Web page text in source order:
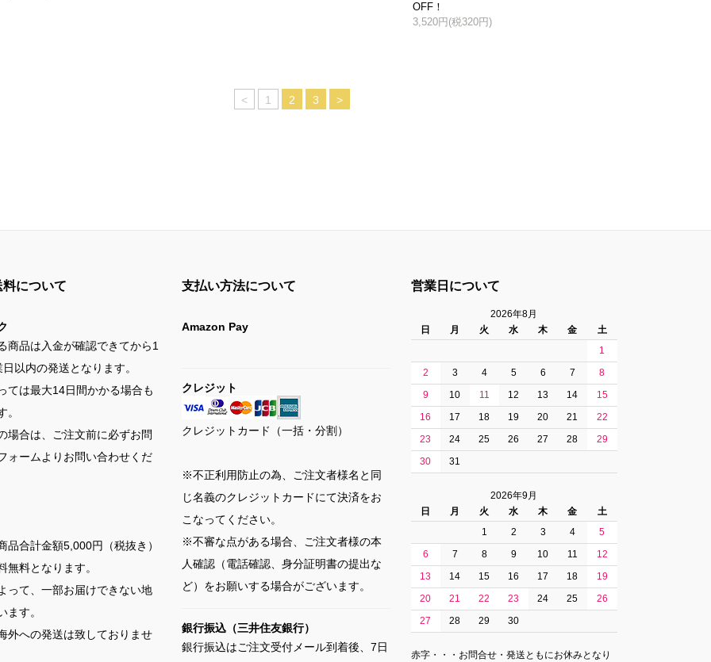
OFF！
3,520円(税320円)
< 1 2 3 >
について
商品は入金が確認できてから1
日以内の発送となります。
ては最大14日間かかる場合も
。
場合は、ご注文前に必ずお問
ォームよりお問い合わせくだ
品合計金額5,000円（税抜き）
無料となります。
って、一部お届けできない地
ます。
外への発送は致しておりませ
支払い方法について
Amazon Pay
クレジット
クレジットカード（一括・分割）
※不正利用防止の為、ご注文者様名と同
じ名義のクレジットカードにて決済をお
こなってください。
※不審な点がある場合、ご注文者様の本
人確認（電話確認、身分証明書の提出な
ど）をお願いする場合がございます。
銀行振込（三井住友銀行）
銀行振込はご注文受付メール到着後、7日
営業日について
2026年8月
日
月 火 水 木 金
土
1
2
3 4 5 6 7
8
9
10 11 12 13 14
15
16
17 18 19 20 21
22
23
24 25 26 27 28
29
30
31
2026年9月
日
月 火 水 木 金
土
1
2 3 4
5
6
7 8 9 10 11
12
13
14 15 16 17 18
19
20
21 22 23 24 25
26
27
28 29 30
赤字・・・お問合せ・発送ともにお休みとなり